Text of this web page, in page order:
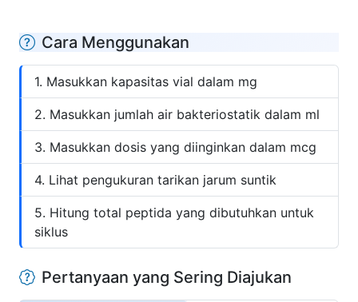
Cara Menggunakan
Masukkan kapasitas vial dalam mg
Masukkan jumlah air bakteriostatik dalam ml
Masukkan dosis yang diinginkan dalam mcg
Lihat pengukuran tarikan jarum suntik
Hitung total peptida yang dibutuhkan untuk
siklus
Pertanyaan yang Sering Diajukan